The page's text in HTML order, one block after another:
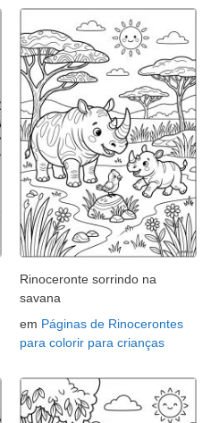
Rinoceronte sorrindo na
savana
em Páginas de Rinocerontes
para colorir para crianças